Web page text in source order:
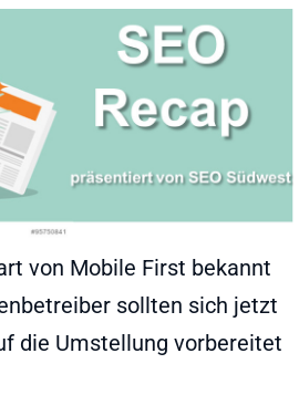
von Mobile First bekannt
sollten sich jetzt
die Umstellung vorbereitet